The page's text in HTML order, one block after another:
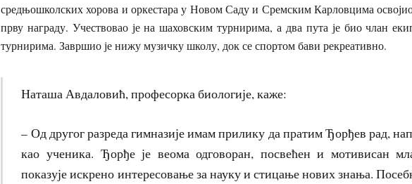
средњошколских хорова и оркестара у Новом Саду и Сремским Карловцима
прву награду. Учествовао је на шаховским турнирима, а два пута је био члан
турнирима. Завршио је нижу музичку школу, док се спортом бави рекреативно.
Наташа Авдаловић, професорка биологије, каже:
– Од другог разреда гимназије имам прилику да пратим Ђорђев рад,
као ученика. Ђорђе је веома одговоран, посвећен и мотивисан
показује искрено интересовање за науку и стицање нових знања.